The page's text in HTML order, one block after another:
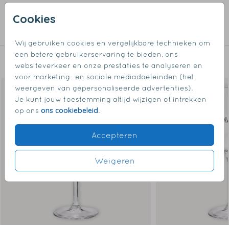
Cookies
Wij gebruiken cookies en vergelijkbare technieken om
een betere gebruikerservaring te bieden, ons
websiteverkeer en onze prestaties te analyseren en
voor marketing- en sociale mediadoeleinden (het
weergeven van gepersonaliseerde advertenties).
Je kunt jouw toestemming altijd wijzigen of intrekken
op ons ons cookiebeleid.
Accepteren
Weigeren
- Materiaal: glas
- Design wordt in het glas gegraveerd
Collectie
Dit vind je misschien ook leuk